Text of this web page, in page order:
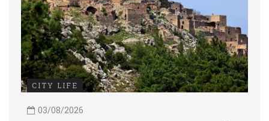
CITY LIFE
03/08/2026